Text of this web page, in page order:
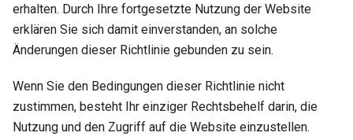
erhalten. Durch Ihre fortgesetzte Nutzung der Website
erklären Sie sich damit einverstanden, an solche
Änderungen dieser Richtlinie gebunden zu sein.
Wenn Sie den Bedingungen dieser Richtlinie nicht
zustimmen, besteht Ihr einziger Rechtsbehelf darin, die
Nutzung und den Zugriff auf die Website einzustellen.